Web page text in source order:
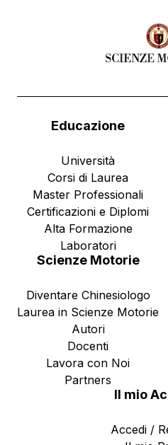
Educazione
Università
Corsi di Laurea
Master Professionali
Certificazioni e Diplomi
Alta Formazione
Laboratori
Scienze Motorie
Diventare Chinesiologo
Laurea in Scienze Motorie
Autori
Docenti
Lavora con Noi
Partners
Il mio
Accedi /